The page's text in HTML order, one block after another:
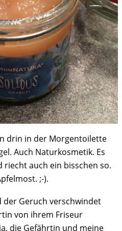
drin in der Morgentoilette
Auch Naturkosmetik. Es
riecht auch ein bisschen so.
;-).
der Geruch verschwindet
von ihrem Friseur
die Gefährtin und meine